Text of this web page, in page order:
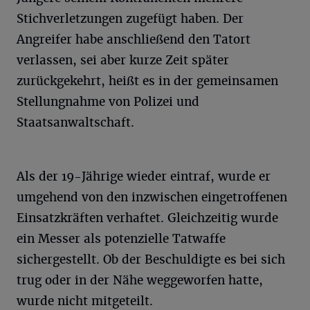
Stichverletzungen zugefügt haben. Der
Angreifer habe anschließend den Tatort
verlassen, sei aber kurze Zeit später
zurückgekehrt, heißt es in der gemeinsamen
Stellungnahme von Polizei und
Staatsanwaltschaft.
Als der 19-Jährige wieder eintraf, wurde er
umgehend von den inzwischen eingetroffenen
Einsatzkräften verhaftet. Gleichzeitig wurde
ein Messer als potenzielle Tatwaffe
sichergestellt. Ob der Beschuldigte es bei sich
trug oder in der Nähe weggeworfen hatte,
wurde nicht mitgeteilt.